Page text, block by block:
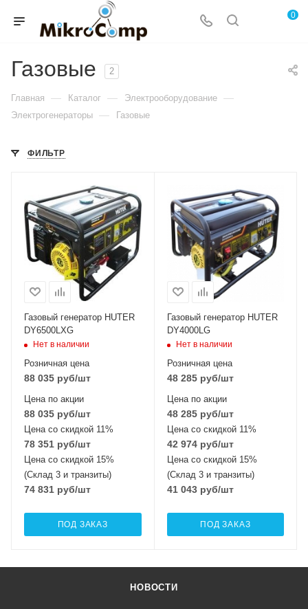
0
Газовые 2
Главная — Каталог — Электрооборудование —
Электрогенераторы — Газовые
ФИЛЬТР
Газовый генератор HUTER
DY6500LXG
Нет в наличии
Розничная цена
88 035 руб/шт
Цена по акции
88 035 руб/шт
Цена со скидкой 11%
78 351 руб/шт
Цена со скидкой 15%
(Склад 3 и транзиты)
74 831 руб/шт
ПОД ЗАКАЗ
Газовый генератор HUTER
DY4000LG
Нет в наличии
Розничная цена
48 285руб/шт
Цена по акции
48 285руб/шт
Цена со скидкой 11%
42 974руб/шт
Цена со скидкой 15%
(Склад 3 и транзиты)
41 043руб/шт
ПОД ЗАКАЗ
НОВОСТИ